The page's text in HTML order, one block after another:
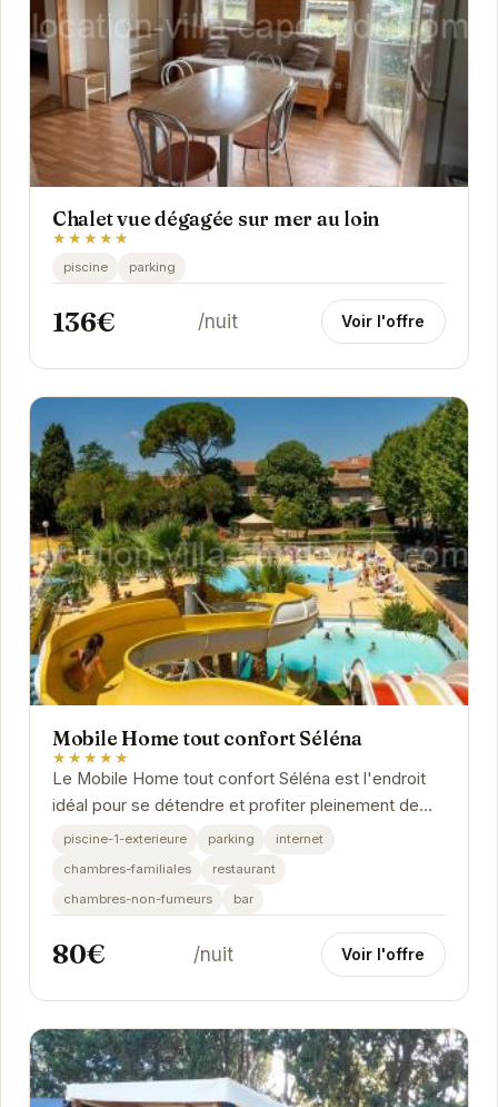
Chalet vue dégagée sur mer au loin
★★★★★
piscine parking
136€ /nuit Voir l'offre
Mobile Home tout confort Séléna
★★★★★
Le Mobile Home tout confort Séléna est l'endroit
idéal pour se détendre et profiter pleinement de
ses vacances. Situé à Agde, il offre un...
piscine-1-exterieure parking
internet
chambres-familiales
restaurant
chambres-non-fumeurs
bar
80€ /nuit Voir l'offre